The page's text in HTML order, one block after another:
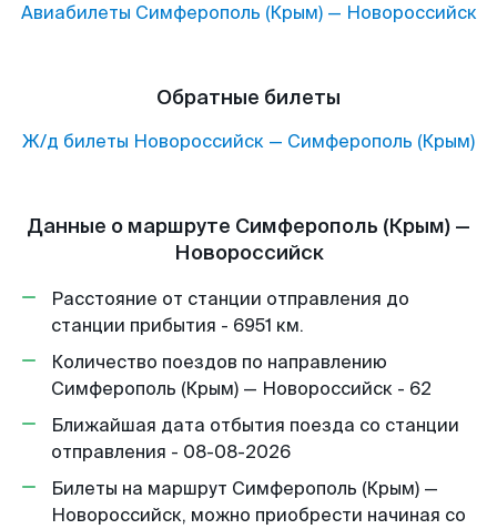
Авиабилеты Симферополь (Крым)— Новороссийск
Обратные билеты
Ж/д билеты Новороссийск — Симферополь (Крым)
Данные о маршруте Симферополь (Крым) —
Новороссийск
Расстояние от станции отправления до
станции прибытия - 6951 км.
Количество поездов по направлению
Симферополь (Крым) — Новороссийск - 62
Ближайшая дата отбытия поезда со станции
отправления - 08-08-2026
Билеты на маршрут Симферополь (Крым) —
Новороссийск, можно приобрести начиная со